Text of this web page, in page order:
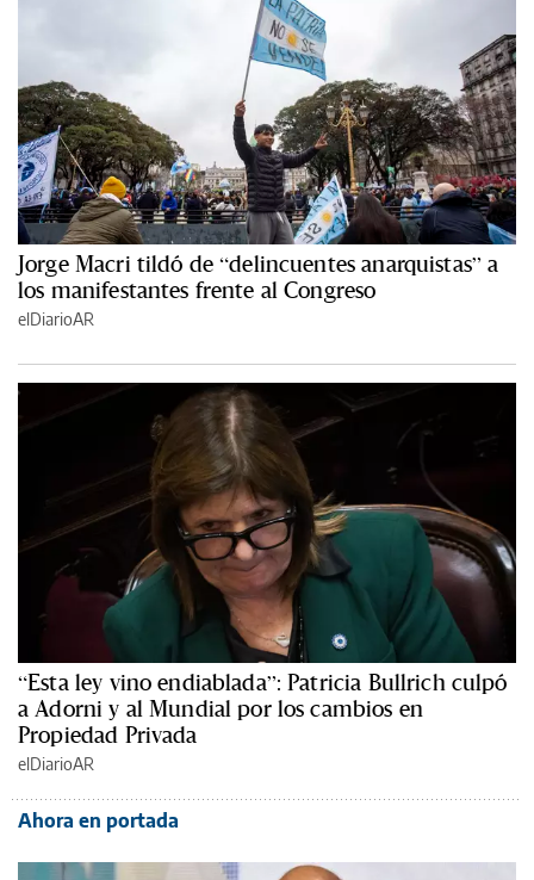
Jorge Macri tildó de “delincuentes anarquistas” a
los manifestantes frente al Congreso
elDiarioAR
“Esta ley vino endiablada”: Patricia Bullrich culpó
a Adorni y al Mundial por los cambios en
Propiedad Privada
elDiarioAR
Ahora en portada